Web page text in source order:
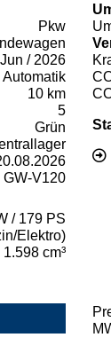
Pkw
Jun / 2026
Automatik
10 km
5
Grün
GW-V120
/ 179 PS
Elektro)
1.598 cm³